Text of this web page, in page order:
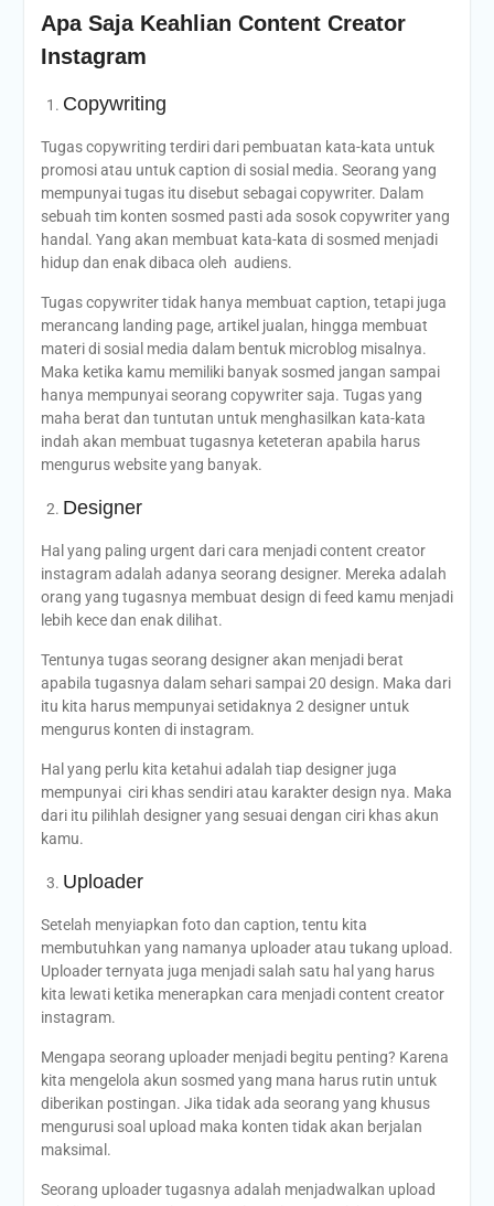
Apa Saja Keahlian Content Creator
Instagram
Copywriting
Tugas copywriting terdiri dari pembuatan kata-kata untuk
promosi atau untuk caption di sosial media. Seorang yang
mempunyai tugas itu disebut sebagai copywriter. Dalam
sebuah tim konten sosmed pasti ada sosok copywriter yang
handal. Yang akan membuat kata-kata di sosmed menjadi
hidup dan enak dibaca oleh audiens.
Tugas copywriter tidak hanya membuat caption, tetapi juga
merancang landing page, artikel jualan, hingga membuat
materi di sosial media dalam bentuk microblog misalnya.
Maka ketika kamu memiliki banyak sosmed jangan sampai
hanya mempunyai seorang copywriter saja. Tugas yang
maha berat dan tuntutan untuk menghasilkan kata-kata
indah akan membuat tugasnya keteteran apabila harus
mengurus website yang banyak.
Designer
Hal yang paling urgent dari cara menjadi content creator
instagram adalah adanya seorang designer. Mereka adalah
orang yang tugasnya membuat design di feed kamu menjadi
lebih kece dan enak dilihat.
Tentunya tugas seorang designer akan menjadi berat
apabila tugasnya dalam sehari sampai 20 design. Maka dari
itu kita harus mempunyai setidaknya 2 designer untuk
mengurus konten di instagram.
Hal yang perlu kita ketahui adalah tiap designer juga
mempunyai ciri khas sendiri atau karakter design nya. Maka
dari itu pilihlah designer yang sesuai dengan ciri khas akun
kamu.
Uploader
Setelah menyiapkan foto dan caption, tentu kita
membutuhkan yang namanya uploader atau tukang upload.
Uploader ternyata juga menjadi salah satu hal yang harus
kita lewati ketika menerapkan cara menjadi content creator
instagram.
Mengapa seorang uploader menjadi begitu penting? Karena
kita mengelola akun sosmed yang mana harus rutin untuk
diberikan postingan. Jika tidak ada seorang yang khusus
mengurusi soal upload maka konten tidak akan berjalan
maksimal.
Seorang uploader tugasnya adalah menjadwalkan upload